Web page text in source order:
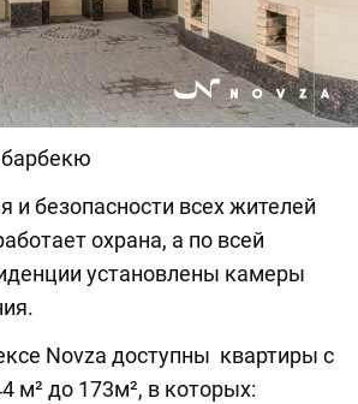
и безопасности всех жителей
охрана, а по всей
установлены камеры
Novza доступны квартиры с
м² до 173м², в которых: